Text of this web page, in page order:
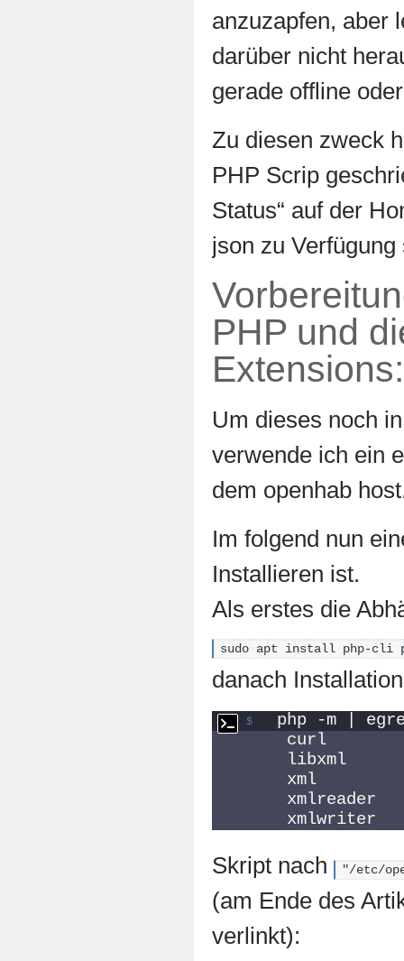
anzuzapfen, aber
darüber nicht
gerade offline
Zu diesen zweck
PHP Scrip
Status“ auf der
json zu Verfügung
PHP und
Extensions:
Um dieses noch
verwende ich ein
dem openhab
Im folgend nun
Installieren ist.
Als erstes die
sudo apt install php-cli
danach
php -m |
curl
libxml
xml
xmlreader
xmlwriter
Skript nach "/etc/
(am Ende des
verlinkt):